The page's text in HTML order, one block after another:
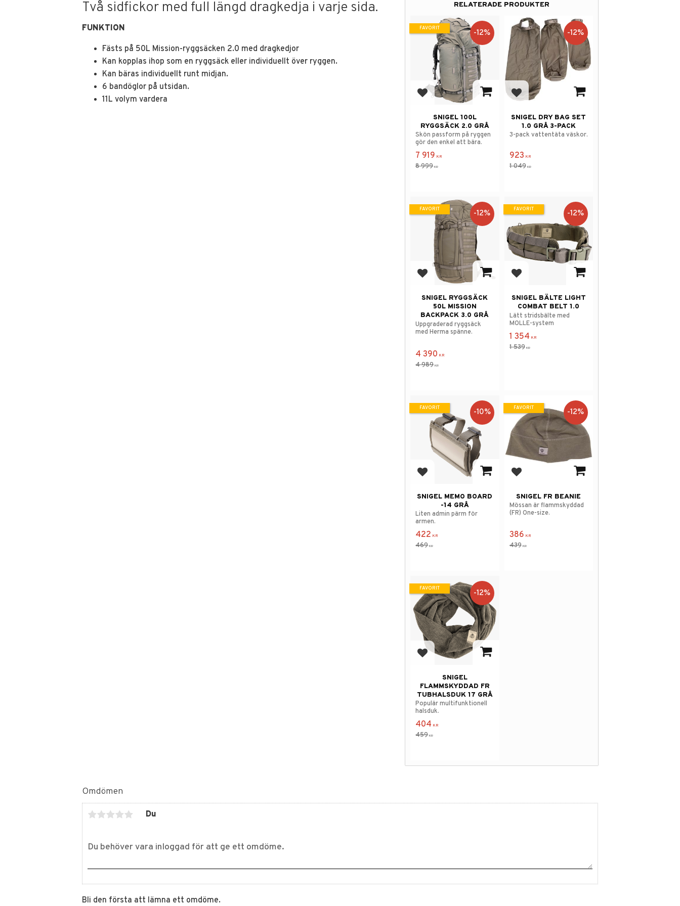
Två sidfickor med full längd dragkedja i varje sida.
FUNKTION
Fästs på 50L Mission-ryggsäcken 2.0 med dragkedjor
Kan kopplas ihop som en ryggsäck eller individuellt över ryggen.
Kan bäras individuellt runt midjan.
6 bandöglor på utsidan.
11L volym vardera
Omdömen
Du
Bli den första att lämna ett omdöme.
RELATERADE PRODUKTER
Lägg till i favoriter
SNIGEL 100L
RYGGSÄCK 2.0 GRÅ
Skön passform på ryggen
gör den enkel att bära.
7 919 KR
8 999KR
12%
FAVORIT
Lägg till i favoriter
SNIGEL DRY BAG SET
1.0 GRÅ 3-PACK
3-pack vattentäta väskor.
923 KR
1 049KR
12%
Lägg till i favoriter
SNIGEL RYGGSÄCK
50L MISSION
BACKPACK 3.0 GRÅ
Uppgraderad ryggsäck
med Herma spänne.
4 390 KR
4 989KR
12%
FAVORIT
Lägg till i favoriter
SNIGEL BÄLTE LIGHT
COMBAT BELT 1.0
Lätt stridsbälte med
MOLLE-system
1 354 KR
1 539KR
12%
FAVORIT
Lägg till i favoriter
SNIGEL MEMO BOARD
-14 GRÅ
Liten admin pärm för
armen.
422 KR
469KR
10%
FAVORIT
Lägg till i favoriter
SNIGEL FR BEANIE
Mössan är flammskyddad
(FR) One-size.
386 KR
439KR
12%
FAVORIT
Lägg till i favoriter
SNIGEL
FLAMMSKYDDAD FR
TUBHALSDUK 17 GRÅ
Populär multifunktionell
halsduk.
404 KR
459KR
12%
FAVORIT